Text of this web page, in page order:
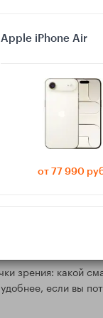
выбор часто
настроить для
Ultra обычно
другие:
до бабушек —
зрения: какой
если вы
Apple iPhone Air
от 77 990